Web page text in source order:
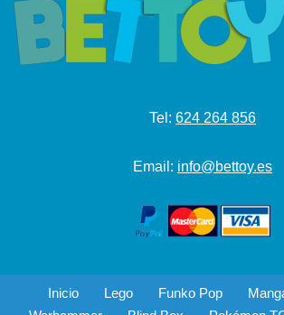
Tel: 624 264 856
Email: info@bettoy.es
Inicio Lego Funko Pop